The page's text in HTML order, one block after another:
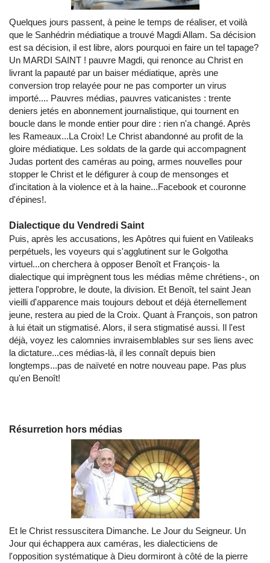
Quelques jours passent, à peine le temps de réaliser, et voilà
que le Sanhédrin médiatique a trouvé Magdi Allam. Sa décision
est sa décision, il est libre, alors pourquoi en faire un tel tapage?
Un MARDI SAINT ! pauvre Magdi, qui renonce au Christ en
livrant la papauté par un baiser médiatique, après une
conversion trop relayée pour ne pas comporter un virus
importé.... Pauvres médias, pauvres vaticanistes : trente
deniers jetés en abonnement journalistique, qui tournent en
boucle dans le monde entier pour dire : rien n'a changé. Après
les Rameaux...La Croix! Le Christ abandonné au profit de la
gloire médiatique. Les soldats de la garde qui accompagnent
Judas portent des caméras au poing, armes nouvelles pour
stopper le Christ et le défigurer à coup de mensonges et
d'incitation à la violence et à la haine...Facebook et couronne
d'épines!.
Dialectique du Vendredi Saint
Puis, après les accusations, les Apôtres qui fuient en Vatileaks
perpétuels, les voyeurs qui s'agglutinent sur le Golgotha
virtuel...on cherchera à opposer Benoît et François- la
dialectique qui imprègnent tous les médias même chrétiens-, on
jettera l'opprobre, le doute, la division. Et Benoît, tel saint Jean
vieilli d'apparence mais toujours debout et déjà éternellement
jeune, restera au pied de la Croix. Quant à François, son patron
à lui était un stigmatisé. Alors, il sera stigmatisé aussi. Il l'est
déjà, voyez les calomnies invraisemblables sur ses liens avec
la dictature...ces médias-là, il les connaît depuis bien
longtemps...pas de naïveté en notre nouveau pape. Pas plus
qu'en Benoît!
Résurretion hors médias
Et le Christ ressuscitera Dimanche. Le Jour du Seigneur. Un
Jour qui échappera aux caméras, les dialecticiens de
l'opposition systématique à Dieu dormiront à côté de la pierre